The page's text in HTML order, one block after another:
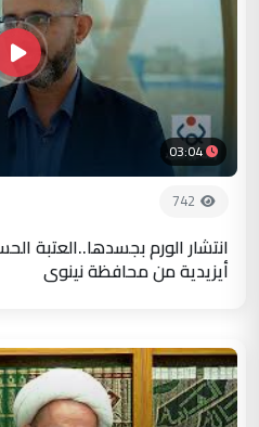
03:04
742
انتشار الورم بجسدها..العتبة
أيزيدية من محافظة نينوى